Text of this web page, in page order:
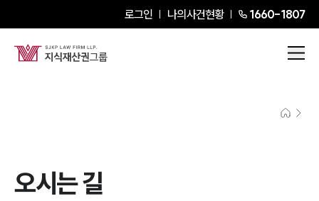
로그인 나의사건현황 1660-1807
오시는 길